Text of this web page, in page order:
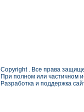
Copyright . Все права
При полном или частичном
Разработка и поддержка